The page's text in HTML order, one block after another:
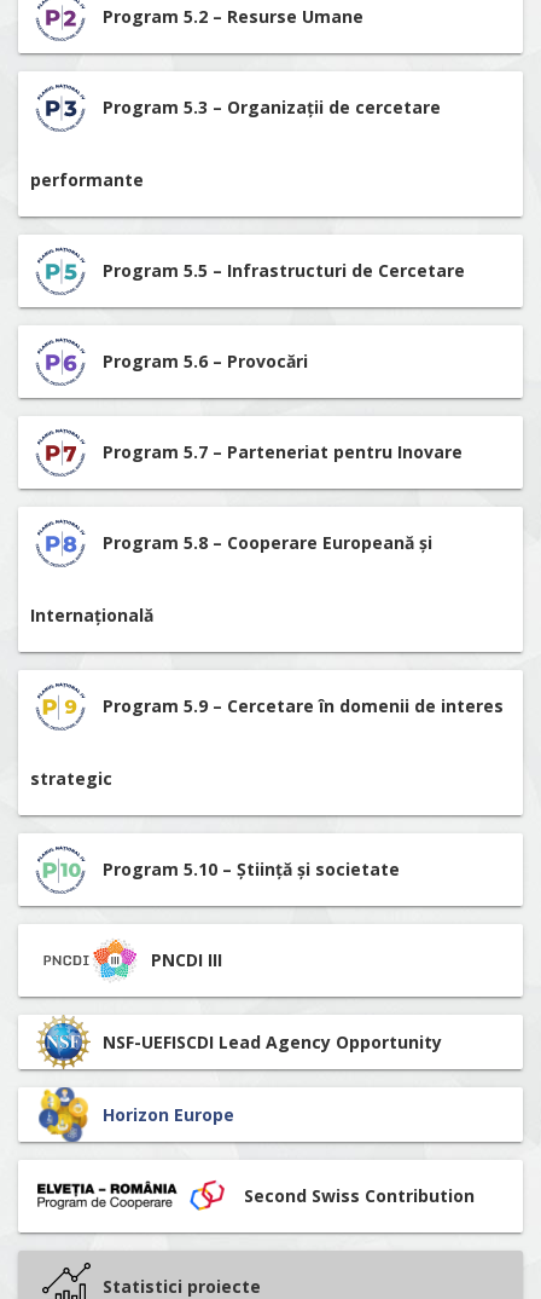
Program 5.2 – Resurse Umane
Program 5.3 – Organizații de cercetare
performante
Program 5.5 – Infrastructuri de Cercetare
Program 5.6 – Provocări
Program 5.7 – Parteneriat pentru Inovare
Program 5.8 – Cooperare Europeană și
Internațională
Program 5.9 – Cercetare în domenii de interes
strategic
Program 5.10 – Știință și societate
PNCDI III
NSF-UEFISCDI Lead Agency Opportunity
Horizon Europe
Second Swiss Contribution
Statistici proiecte